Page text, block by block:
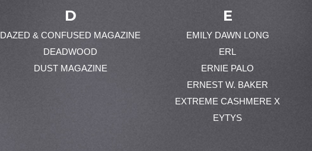
D
DAZED & CONFUSED MAGAZINE
DEADWOOD
DUST MAGAZINE
E
EMILY DAWN LONG
ERL
ERNIE PALO
ERNEST W. BAKER
EXTREME CASHMERE X
EYTYS